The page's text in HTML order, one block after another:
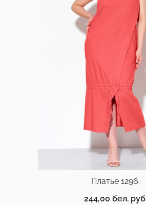
Платье 1296
244,00 бел. руб